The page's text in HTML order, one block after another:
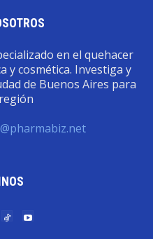
en el quehacer
y cosmética. Investiga y
de Buenos Aires para